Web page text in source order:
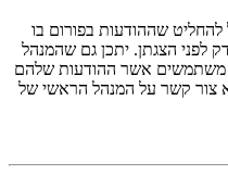
שההודעות בפורום בו
לפני הצגתן. יתכן גם שהמנהל
משתמשים אשר ההודעות שלהם
צור קשר על המנהל הראשי של